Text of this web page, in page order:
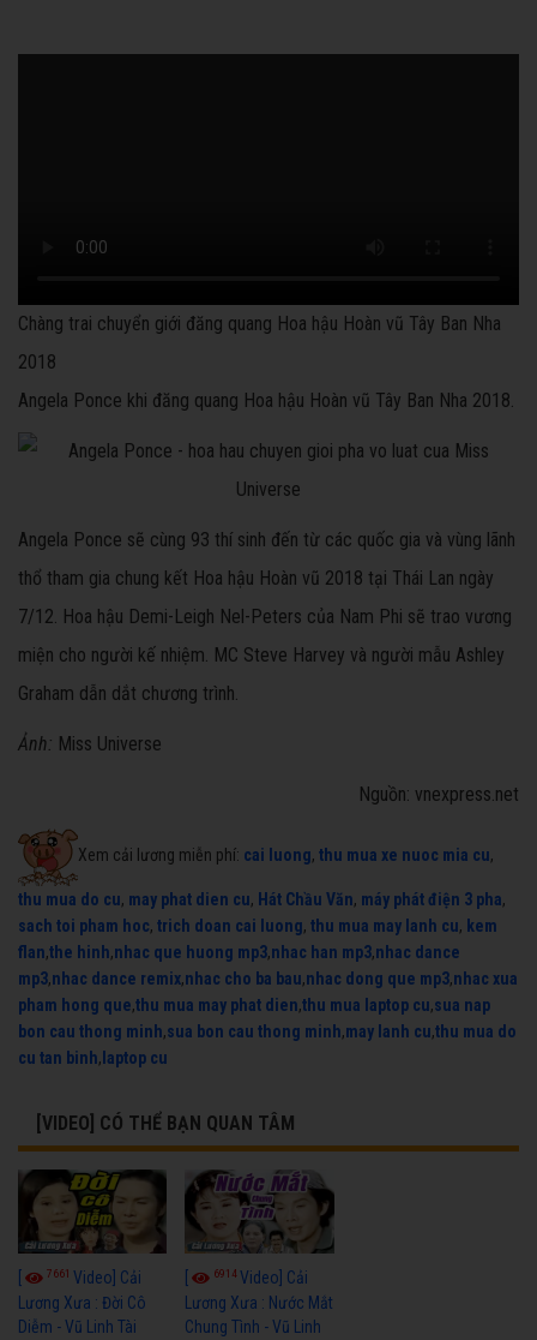
Chàng trai chuyển giới đăng quang Hoa hậu Hoàn vũ Tây Ban Nha
2018
Angela Ponce khi đăng quang Hoa hậu Hoàn vũ Tây Ban Nha 2018.
Angela Ponce sẽ cùng 93 thí sinh đến từ các quốc gia và vùng lãnh
thổ tham gia chung kết Hoa hậu Hoàn vũ 2018 tại Thái Lan ngày
7/12. Hoa hậu Demi-Leigh Nel-Peters của Nam Phi sẽ trao vương
miện cho người kế nhiệm. MC Steve Harvey và người mẫu Ashley
Graham dẫn dắt chương trình.
Ảnh: Miss Universe
Nguồn: vnexpress.net
Xem cải lương miễn phí: cai luong, thu mua xe nuoc mia cu,
thu mua do cu, may phat dien cu, Hát Chầu Văn, máy phát điện 3 pha,
sach toi pham hoc, trich doan cai luong, thu mua may lanh cu, kem
flan,the hinh,nhac que huong mp3,nhac han mp3,nhac dance
mp3,nhac dance remix,nhac cho ba bau,nhac dong que mp3,nhac xua
pham hong que,thu mua may phat dien,thu mua laptop cu,sua nap
bon cau thong minh,sua bon cau thong minh,may lanh cu,thu mua do
cu tan binh, laptop cu
[VIDEO] CÓ THỂ BẠN QUAN TÂM
7661 Video] Cải
Lương Xưa : Đời Cô
Diễm - Vũ Linh Tài
6914Video] Cải
Lương Xưa : Nước Mắt
Chung Tình - Vũ Linh